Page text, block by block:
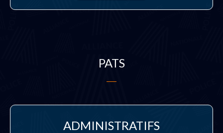
PATS
ADMINISTRATIFS